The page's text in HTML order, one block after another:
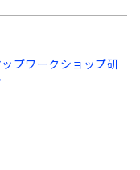
プワークショップ研